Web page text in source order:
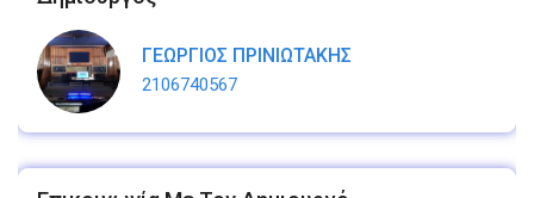
ΓΕΩΡΓΙΟΣ ΠΡΙΝΙΩΤΑΚΗΣ
2106740567